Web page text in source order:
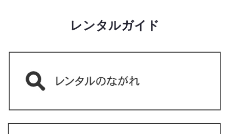
レンタルガイド